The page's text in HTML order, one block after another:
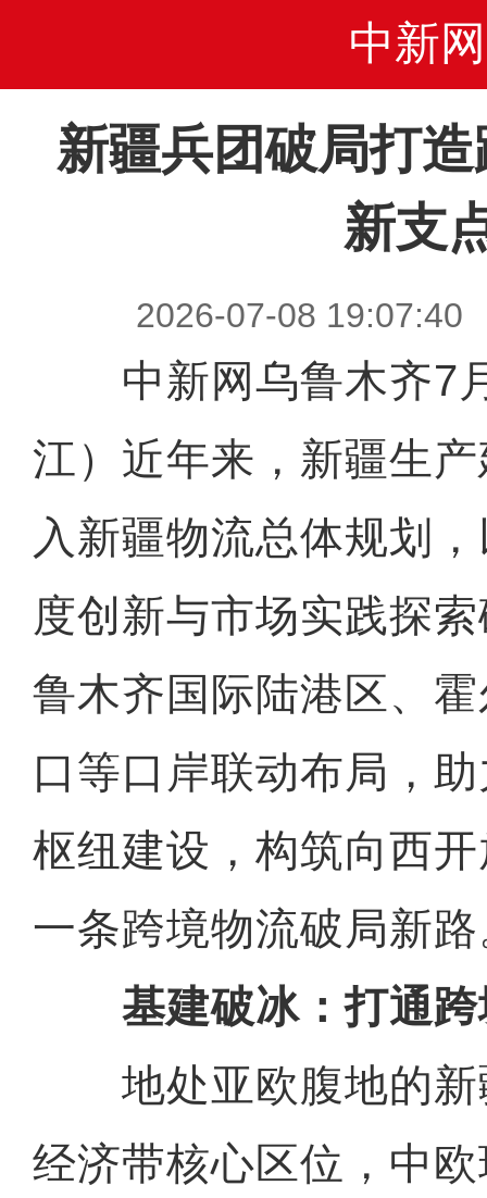
中新网
新疆兵团破局打
新支
2026-07-08
中新网乌鲁木齐7
江）近年来，新疆生
入新疆物流总体规划
度创新与市场实践探
鲁木齐国际陆港区、
口等口岸联动布局，
枢纽建设，构筑向西
一条跨境物流破局新
基建破冰：打通
地处亚欧腹地的新
经济带核心区位，中